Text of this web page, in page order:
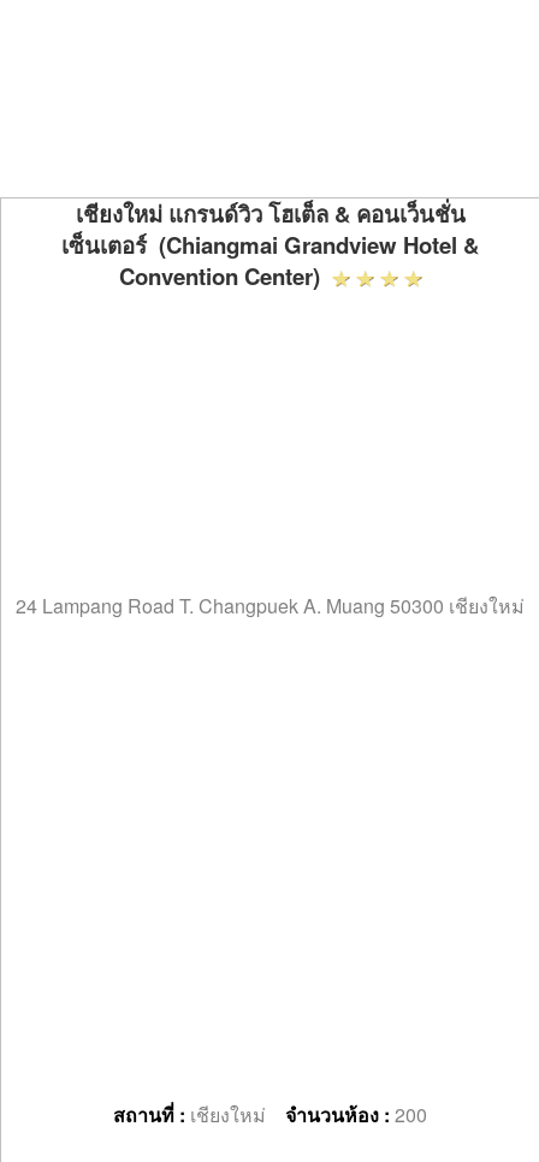
เชียงใหม่ แกรนด์วิว โฮเต็ล & คอนเว็นชั่น
เซ็นเตอร์ (Chiangmai Grandview Hotel &
Convention Center)
24 Lampang Road T. Changpuek A. Muang 50300 เชียงใหม่
สถานที่ : เชียงใหม่ จำนวนห้อง : 200